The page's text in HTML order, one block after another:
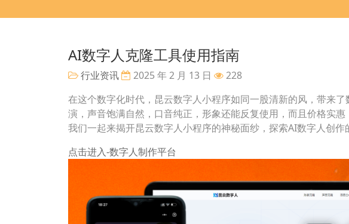
AI数字人克隆工具使用指南
行业资讯 2025 年 2 月 13 日
228
在这个数字化时代，昆云数字人小程序如同一股清新的风，带来
演，声音饱满自然，口音纯正，形象还能反复使用，而且价格实
我们一起来揭开昆云数字人小程序的神秘面纱，探索AI数字人创作
点击进入-数字人制作平台